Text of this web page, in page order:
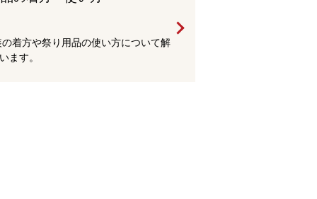
着方や祭り用品の使い方について解
ます。